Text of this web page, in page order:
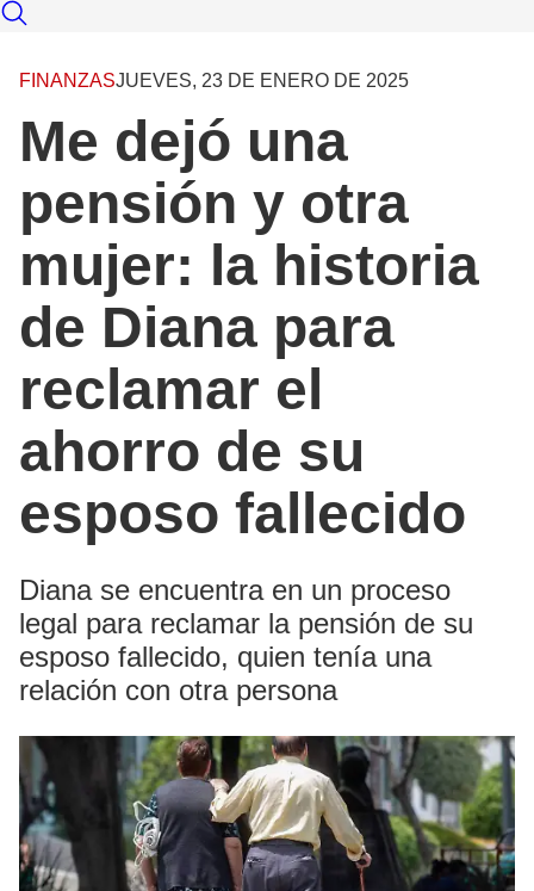
FINANZASJUEVES, 23 DE ENERO DE 2025
Me dejó una
pensión y otra
mujer: la historia
de Diana para
reclamar el
ahorro de su
esposo fallecido
Diana se encuentra en un proceso
legal para reclamar la pensión de su
esposo fallecido, quien tenía una
relación con otra persona